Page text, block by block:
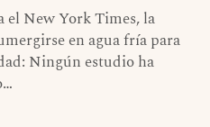
el New York Times, la
en agua fría para
Ningún estudio ha